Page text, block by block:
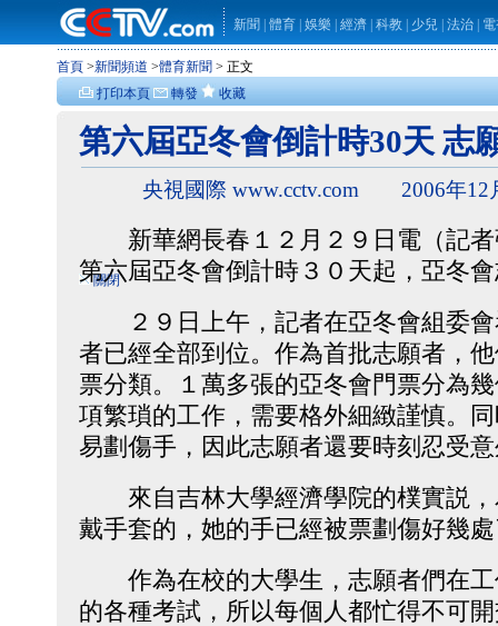
新聞 體育 娛樂 經濟 科教 少兒 法治
首頁 >新聞頻道 >體育新聞 > 正文
打印本頁
轉發 收藏
關閉
第六屆亞冬會倒計時30天 志
央視國際 www.cctv.com 2006年12
新華網長春１２月２９日電（記者
第六屆亞冬會倒計時３０天起，亞冬
２９日上午，記者在亞冬會組委會
者已經全部到位。作為首批志願者，
票分類。１萬多張的亞冬會門票分為
項繁瑣的工作，需要格外細緻謹慎。
易劃傷手，因此志願者還要時刻忍受
來自吉林大學經濟學院的樸實説，
戴手套的，她的手已經被票劃傷好幾
作為在校的大學生，志願者們在工
的各種考試，所以每個人都忙得不可